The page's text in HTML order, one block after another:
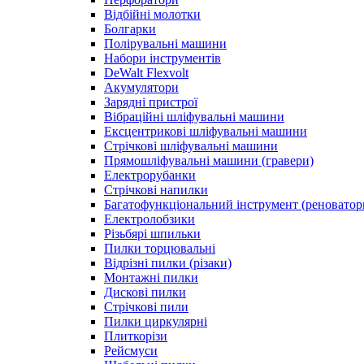
Відбійні молотки
Болгарки
Полірувальні машини
Набори інструментів
DeWalt Flexvolt
Акумулятори
Зарядні пристрої
Вібраційні шліфувальні машини
Ексцентрикові шліфувальні машини
Стрічкові шліфувальні машини
Прямошліфувальні машини (гравери)
Електрорубанки
Стрічкові напилки
Багатофункціональний інструмент
Електролобзики
Різьбярі шпильки
Пилки торцювальні
Відрізні пилки (різаки)
Монтажні пилки
Дискові пилки
Стрічкові пили
Пилки циркулярні
Плиткорізи
Рейсмуси